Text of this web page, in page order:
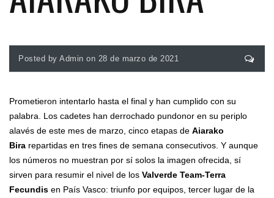
Posted by Admin on 28 de marzo de 2021
Prometieron intentarlo hasta el final y han cumplido con su
palabra. Los cadetes han derrochado pundonor en su periplo
alavés de este mes de marzo, cinco etapas de Aiarako
Bira repartidas en tres fines de semana consecutivos. Y aunque
los números no muestran por sí solos la imagen ofrecida, sí
sirven para resumir el nivel de los Valverde Team-Terra
Fecundis en País Vasco: triunfo por equipos, tercer lugar de la